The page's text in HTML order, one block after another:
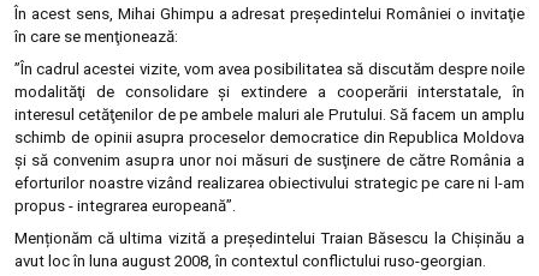
În acest sens, Mihai Ghimpu a adresat preşedintelui României o invitaţie
în care se menţionează:
”În cadrul acestei vizite, vom avea posibilitatea să discutăm despre noile
modalităţi de consolidare şi extindere a cooperării interstatale, în
interesul cetăţenilor de pe ambele maluri ale Prutului. Să facem un amplu
schimb de opinii asupra proceselor democratice din Republica Moldova
şi să convenim asupra unor noi măsuri de susţinere de către România a
eforturilor noastre vizând realizarea obiectivului strategic pe care ni l-am
propus - integrarea europeană”.
Menționăm că ultima vizită a președintelui Traian Băsescu la Chișinău a
avut loc în luna august 2008, în contextul conflictului ruso-georgian.